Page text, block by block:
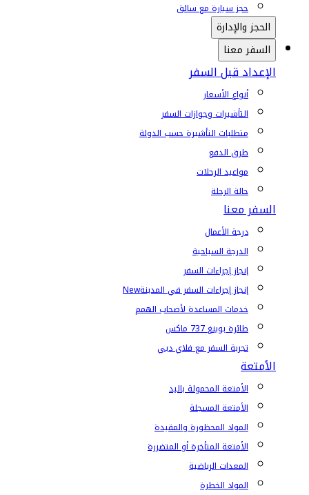
حجز سيارة مع سائق
الحجز والإدارة
السفر معنا
الإعداد قبل السفر
أنواع الأسعار
التأشيرات وجوازات السفر
متطلبات التأشيرة حسب الدولة
طرق الدفع
مواعيد الرحلات
حالة الرحلة
السفر معنا
درجة الأعمال
الدرجة السياحية
إنجاز إجراءات السفر
إنجاز إجراءات السفر في المدينةNew
خدمات المساعدة لأصحاب الهمم
طائرة بوينغ 737 ماكس
تجربة السفر مع فلاي دبي
الأمتعة
الأمتعة المحمولة باليد
الأمتعة المسجلة
المواد المحظورة والمقيدة
الأمتعة المتأخرة أو المتضررة
المعدات الرياضية
المواد الخطرة